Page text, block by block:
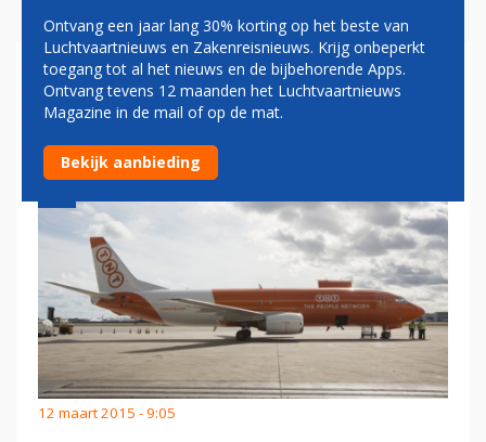
TNT OPENT LUCHTBRUG
TUSSEN LUIK EN TEL AVIV
12 maart 2015 - 9:05
Ontvang een jaar lang 30% korting op het beste van
Luchtvaartnieuws en Zakenreisnieuws. Krijg onbeperkt
toegang tot al het nieuws en de bijbehorende Apps.
Ontvang tevens 12 maanden het Luchtvaartnieuws
Magazine in de mail of op de mat.
Bekijk aanbieding